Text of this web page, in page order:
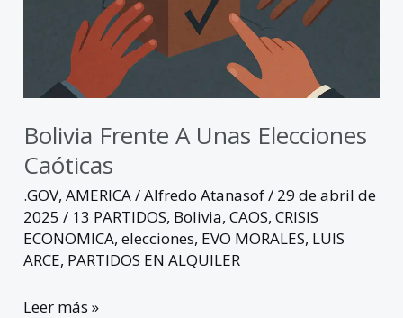
Bolivia Frente A Unas Elecciones
Caóticas
.GOV,AMERICA/Alfredo Atanasof/ 29 de abril de
2025/ 13 PARTIDOS, Bolivia,CAOS,CRISIS
ECONOMICA,elecciones, EVO MORALES, LUIS
ARCE, PARTIDOS EN ALQUILER
Leer más »